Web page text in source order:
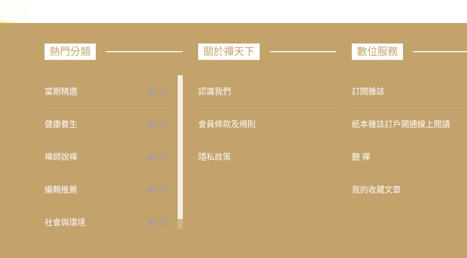
熱門分類
當期精選 658
健康養生 276
禪師說禪 267
編輯推薦 236
社會與環境 235
關於禪天下
認識我們
會員條款及規則
隱私政策
數位服務
訂閱雜誌
紙本雜誌訂戶開通線上閱讀
聽 禪
我的收藏文章